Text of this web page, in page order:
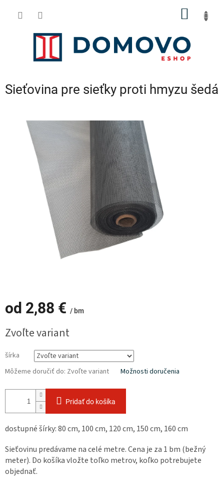
Sieťovina pre sieťky proti hmyzu šedá
od 2,88 € / bm
cena:
Zvoľte variant
šírka
Môžeme doručiť do: Zvoľte variant Možnosti doručenia
Pridať do košíka
dostupné šírky: 80 cm, 100 cm, 120 cm, 150 cm, 160 cm
Sieťovinu predávame na celé metre. Cena je za 1 bm (bežný
meter). Do košíka vložte toľko metrov, koľko potrebujete
objednať.